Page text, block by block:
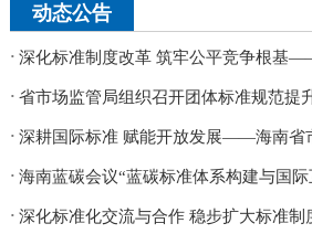
动态公告
·
· 省市场监管局组织召开团体标准规范提
·
·
·